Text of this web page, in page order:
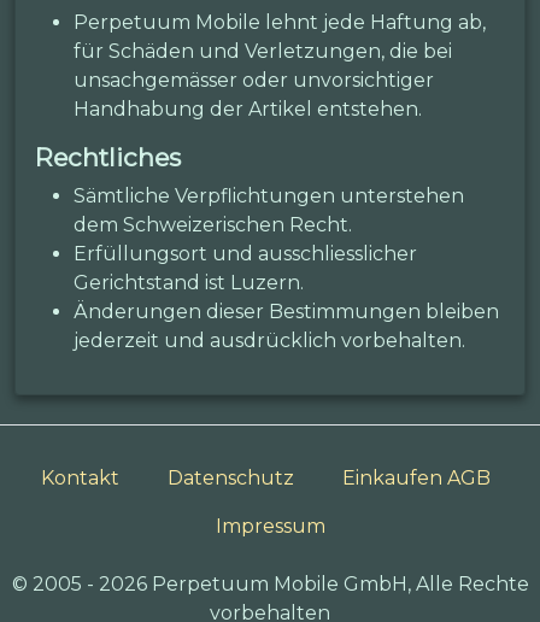
Perpetuum Mobile lehnt jede Haftung ab,
für Schäden und Verletzungen, die bei
unsachgemässer oder unvorsichtiger
Handhabung der Artikel entstehen.
Rechtliches
Sämtliche Verpflichtungen unterstehen
dem Schweizerischen Recht.
Erfüllungsort und ausschliesslicher
Gerichtstand ist Luzern.
Änderungen dieser Bestimmungen bleiben
jederzeit und ausdrücklich vorbehalten.
Kontakt Datenschutz Einkaufen AGB
Impressum
© 2005 - 2026 Perpetuum Mobile GmbH, Alle Rechte
vorbehalten